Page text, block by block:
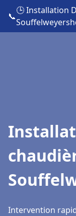
📞
🕒 Installation
Intervention